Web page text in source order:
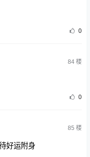
0
84楼
0
85 楼
好运附身